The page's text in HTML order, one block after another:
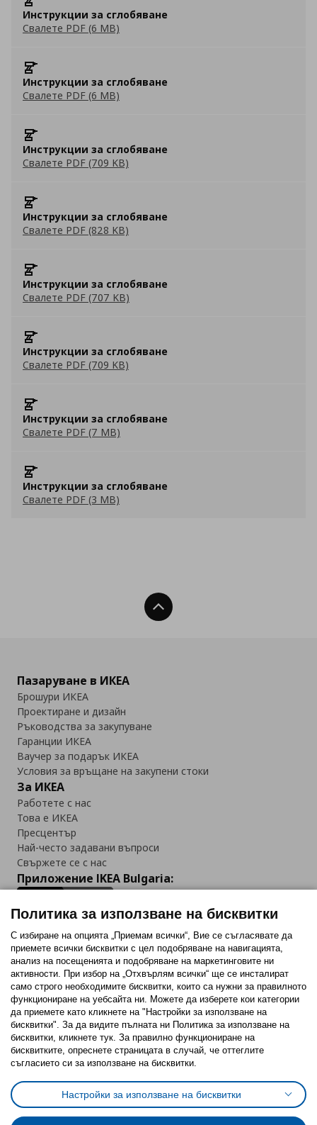
Инструкции за сглобяване
Свалете PDF (6 MB)
Инструкции за сглобяване
Свалете PDF (6 MB)
Инструкции за сглобяване
Свалете PDF (709 KB)
Инструкции за сглобяване
Свалете PDF (828 KB)
Инструкции за сглобяване
Свалете PDF (707 KB)
Инструкции за сглобяване
Свалете PDF (709 KB)
Инструкции за сглобяване
Свалете PDF (7 MB)
Инструкции за сглобяване
Свалете PDF (3 MB)
Нагоре
Пазаруване в ИКЕА
Брошури ИКЕА
Проектиране и дизайн
Ръководства за закупуване
Гаранции ИКЕА
Ваучер за подарък ИКЕА
Условия за връщане на закупени стоки
За ИКЕА
Работете с нас
Това е ИКЕА
Пресцентър
Най-често задавани въпроси
Свържете се с нас
Приложение IKEA Bulgaria:
Последвайте ни:
FacebookTwitterYoutubePinterestInstagram
Политика за използване на бисквитки (Cookies)
Избор на настройки за използване на бисквитки
Условия за ползване на ikea.bgОбща политика за личните данни
Политика за защита на личните данни на ikea.bg
Политика за използване на бисквитки
С избиране на опцията „Приемам всички“, Вие се съгласявате да
приемете всички бисквитки с цел подобряване на навигацията,
анализ на посещенията и подобряване на маркетинговите ни
активности. При избор на „Отхвърлям всички“ ще се инсталират
само строго необходимитe бисквитки, които са нужни за правилното
функциониране на уебсайта ни. Можете да изберете кои категории
да приемете като кликнете на "Настройки за използване на
бисквитки". За да видите пълната ни Политика за използване на
бисквитки, кликнете тук. За правилно функциониране на
бисквитките, опреснете страницата в случай, че оттеглите
съгласието си за използване на бисквитки.
Настройки за използване на бисквитки